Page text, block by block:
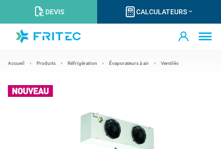
DEVIS CALCULATEURS
Accueil Produits Réfrigération Évaporateurs à air Ventilés